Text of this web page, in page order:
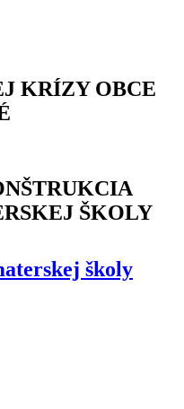
KRÍZY OBCE
ŠKOLY